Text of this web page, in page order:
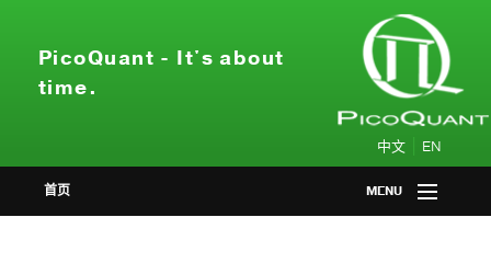
PicoQuant - It's about
time.
中文| EN
首页 MENU